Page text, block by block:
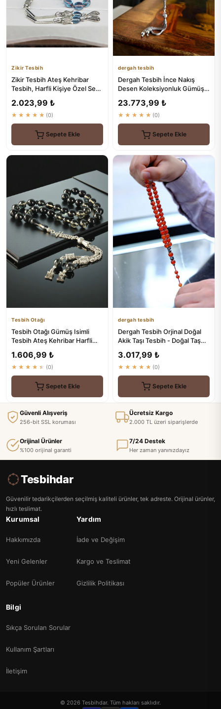
Zikir Tesbih
Zikir Tesbih Ateş Kehribar
Tesbih, Harfli Kişiye Özel Seri,
2.023,99 ₺
★★★★★ (0)
Sepete Ekle
dergah tesbih
Dergah Tesbih İnce Nakış
Desen Koleksiyonluk Gümüş
23.773,99 ₺
★★★★★ (0)
Sepete Ekle
Tesbih Otağı
Tesbih Otağı Gümüş Isimli
Tesbih Ateş Kehribar Harfli
1.606,99 ₺
★★★★★ (0)
Sepete Ekle
dergah tesbih
Dergah Tesbih Orjinal Doğal
Akik Taşı Tesbih - Doğal Taş
3.017,99 ₺
★★★★★ (0)
Sepete Ekle
Güvenli Alışveriş
256-bit SSL koruması
Ücretsiz Kargo
2.000 TL üzeri siparişlerde
Orijinal Ürünler
%100 orijinal garanti
7/24 Destek
Her zaman yanınızdayız
Tesbihdar
Güvenilir tedarikçilerden seçilmiş kaliteli ürünler, tek adreste. Orijinal ürünler,
hızlı teslimat.
Kurumsal
Hakkımızda
Yeni Gelenler
Popüler Ürünler
Yardım
İade ve Değişim
Kargo ve Teslimat
Gizlilik Politikası
Bilgi
Sıkça Sorulan Sorular
Kullanım Şartları
İletişim
© 2026 Tesbihdar. Tüm hakları saklıdır.